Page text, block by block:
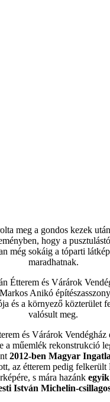
meg a gondos kezek
hogy a
még sokáig a tóparti
maradhatnak.
Étterem és Várárok
Anikó
és a környező közterület
valósult meg.
és Várárok Vendégház
a műemlék rekonstrukció
2012-ben Magyar
az étterem pedig felkerült
s mára hazánk
István Michelin-